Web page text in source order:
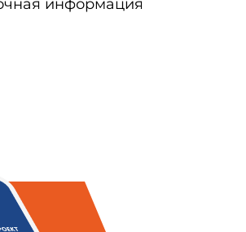
информация